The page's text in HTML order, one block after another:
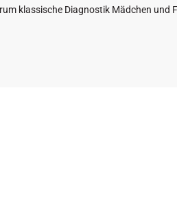
klassische Diagnostik Mädchen und